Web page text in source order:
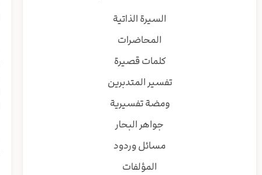
السيرة الذاتية
المحاضرات
كلمات قصيرة
تفسير المتدبرين
ومضة تفسيرية
جواهر البحار
مسائل وردود
المؤلفات